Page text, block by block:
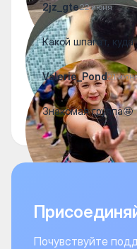
2jz_gte22 июня
Какой шпагат, куда
Valerie_Pond21
Знакомая группа🤩
Почувствуйте